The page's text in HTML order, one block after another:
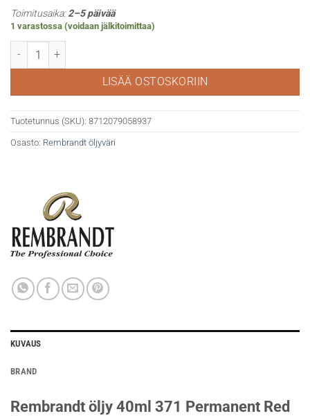
Toimitusaika:2–5 päivää
1 varastossa (voidaan jälkitoimittaa)
Rembrandt öljy 40ml 371 Permanent Red deep määrä
LISÄÄ OSTOSKORIIN
Tuotetunnus (SKU): 8712079058937
Osasto: Rembrandt öljyväri
KUVAUS
BRAND
Rembrandt öljy 40ml 371 Permanent Red